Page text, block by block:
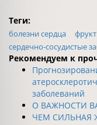
Теги:
болезни сердца
сердечно-сосудистые
Рекомендуем к
заболеваний
О ВАЖНОСТИ
ЧЕМ СИЛЬНАЯ